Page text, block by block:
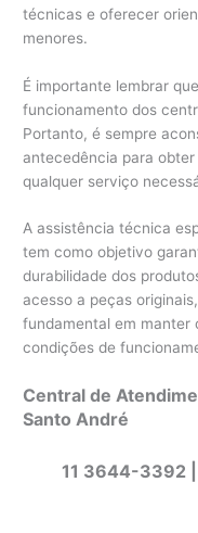
técnicas e oferecer
menores.
É importante lembrar
funcionamento dos
Portanto, é sempre
antecedência para
qualquer serviço
A assistência técnica
tem como objetivo
durabilidade dos
acesso a peças
fundamental em manter
condições de
Central de
Santo André
11 3644-3392 |